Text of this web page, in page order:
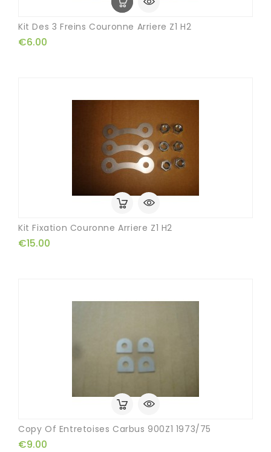
Kit Des 3 Freins Couronne Arriere Z1 H2
€6.00
Kit Fixation Couronne Arriere Z1 H2
€15.00
Copy Of Entretoises Carbus 900Z1 1973/75
€9.00